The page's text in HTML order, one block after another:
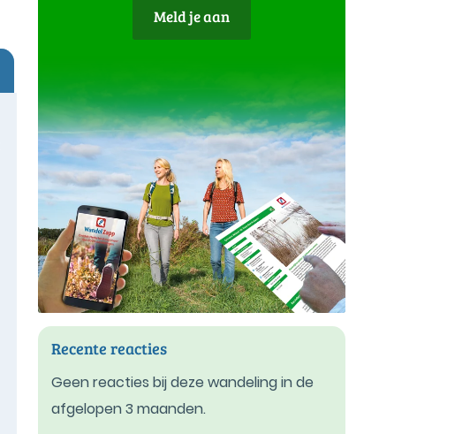
Meld je aan
Recente reacties
Geen reacties bij deze wandeling in de
afgelopen 3 maanden.